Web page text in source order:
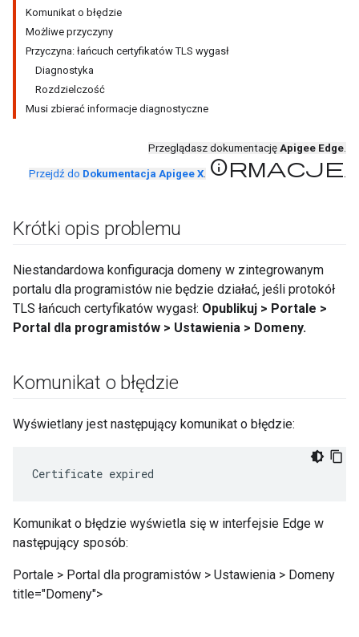
Komunikat o błędzie
Możliwe przyczyny
Przyczyna: łańcuch certyfikatów TLS wygasł
Diagnostyka
Rozdzielczość
Musi zbierać informacje diagnostyczne
Przeglądasz dokumentację Apigee Edge.
Przejdź do Dokumentacja Apigee X. informacje.
Krótki opis problemu
Niestandardowa konfiguracja domeny w zintegrowanym
portalu dla programistów nie będzie działać, jeśli protokół
TLS łańcuch certyfikatów wygasł: Opublikuj > Portale >
Portal dla programistów > Ustawienia > Domeny.
Komunikat o błędzie
Wyświetlany jest następujący komunikat o błędzie:
Certificate expired
Komunikat o błędzie wyświetla się w interfejsie Edge w
następujący sposób:
Portale > Portal dla programistów > Ustawienia > Domeny
title="Domeny">